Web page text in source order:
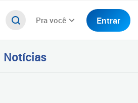
Pra você Entrar
Notícias